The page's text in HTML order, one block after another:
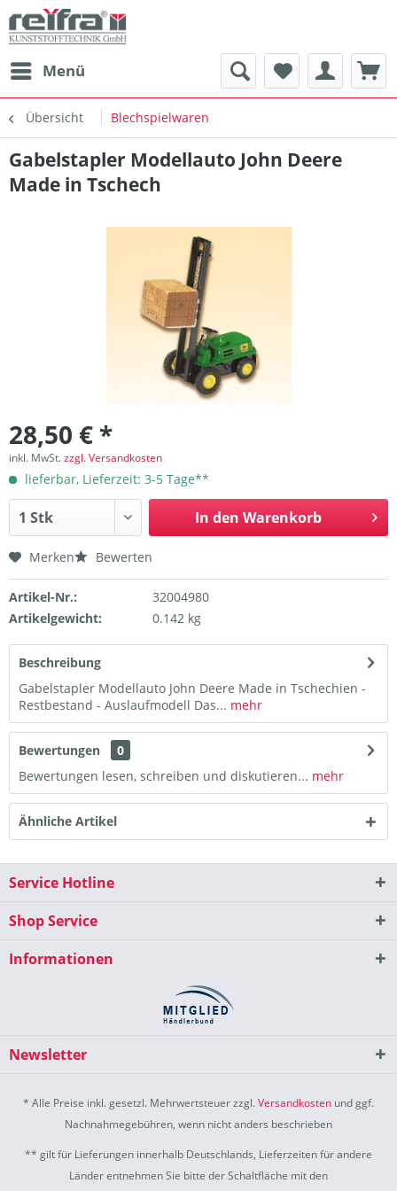
Menü
Übersicht Blechspielwaren
Gabelstapler Modellauto John Deere
Made in Tschech
28,50 € *
inkl. MwSt.zzgl. Versandkosten
lieferbar, Lieferzeit: 3-5 Tage**
In den Warenkorb
Merken Bewerten
Artikel-Nr.:
32004980
Artikelgewicht:
0.142 kg
Beschreibung
Gabelstapler Modellauto John Deere Made in Tschechien -
Restbestand - Auslaufmodell Das... mehr
Bewertungen
0
Bewertungen lesen, schreiben und diskutieren... mehr
Ähnliche Artikel
Service Hotline
Shop Service
Informationen
Newsletter
* Alle Preise inkl. gesetzl. Mehrwertsteuer zzgl.Versandkosten und ggf.
Nachnahmegebühren, wenn nicht anders beschrieben
** gilt für Lieferungen innerhalb Deutschlands, Lieferzeiten für andere
Länder entnehmen Sie bitte der Schaltfläche mit den